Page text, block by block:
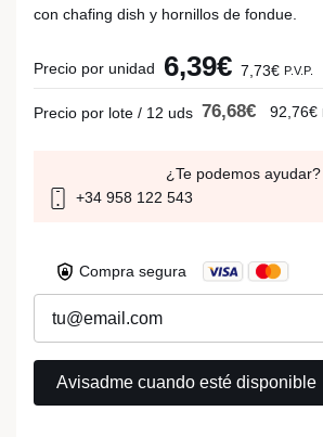
con chafing dish y hornillos de fondue.
Precio por unidad 6,39€ 7,73€ P.V.P.
Precio por lote / 12 uds 76,68€ 92,76€
¿Te podemos ayudar?
+34 958 122 543
Compra segura